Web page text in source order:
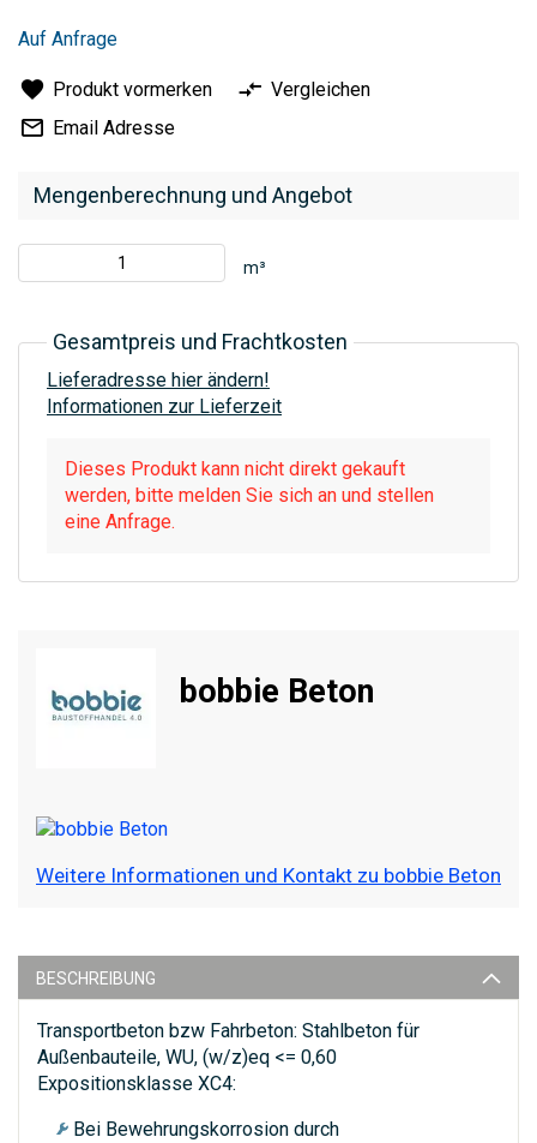
Mengenberechnung und Angebot
m³
Gesamtpreis und Frachtkosten
Lieferadresse hier ändern!
Informationen zur Lieferzeit
Dieses Produkt kann nicht direkt gekauft
werden, bitte melden Sie sich an und stellen
eine Anfrage.
bobbie Beton
Weitere Informationen und Kontakt zu bobbie Beton
Auf Anfrage
Produkt vormerken
Vergleichen
Email Adresse
BESCHREIBUNG
Transportbeton bzw Fahrbeton: Stahlbeton für
Außenbauteile, WU, (w/z)eq <= 0,60
Expositionsklasse XC4:
Bei Bewehrungskorrosion durch